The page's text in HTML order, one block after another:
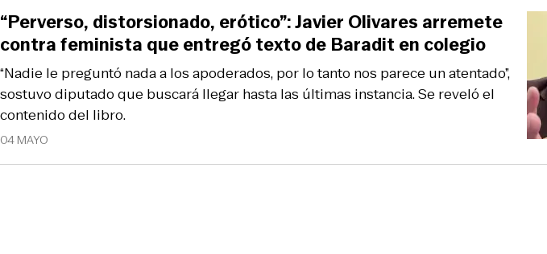
04 MAYO
“Nadie le preguntó nada a los apoderados, por lo tanto nos parece un atentado”,
sostuvo diputado que buscará llegar hasta las últimas instancia. Se reveló el
contenido del libro.
“Perverso, distorsionado, erótico”: Javier Olivares arremete
contra feminista que entregó texto de Baradit en colegio